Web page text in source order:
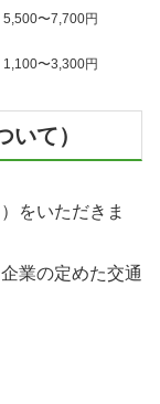
5,500〜7,700円
1,100〜3,300円
て）
をいただきま
業の定めた交通